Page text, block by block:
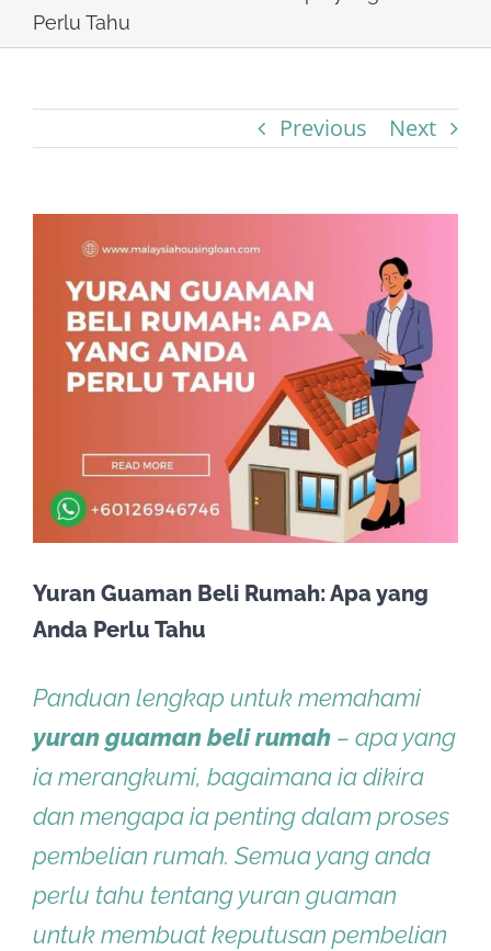
Perlu Tahu
Previous Next
Larger
Image
Yuran Guaman Beli Rumah: Apa yang
Anda Perlu Tahu
Panduan lengkap untuk memahami
yuran guaman beli rumah– apa yang
ia merangkumi, bagaimana ia dikira
dan mengapa ia penting dalam proses
pembelian rumah. Semua yang anda
perlu tahu tentang yuran guaman
untuk membuat keputusan pembelian